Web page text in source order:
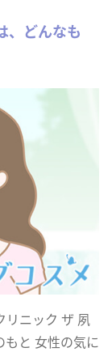
、どんなも
リニック ザ 夙
と 女性の気に